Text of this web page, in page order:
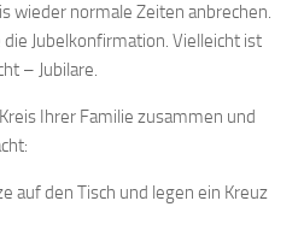
wieder normale Zeiten anbrechen.
Jubelkonfirmation. Vielleicht ist
– Jubilare.
Ihrer Familie zusammen und
auf den Tisch und legen ein Kreuz